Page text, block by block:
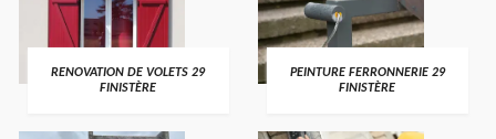
RENOVATION DE VOLETS 29
FINISTÈRE
PEINTURE FERRONNERIE 29
FINISTÈRE